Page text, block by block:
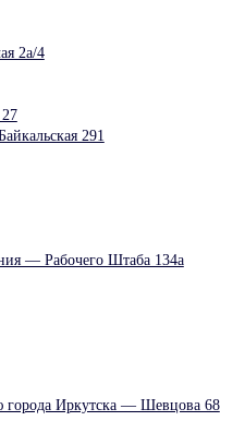
2а/4
291
— Рабочего Штаба 134а
города Иркутска — Шевцова 68